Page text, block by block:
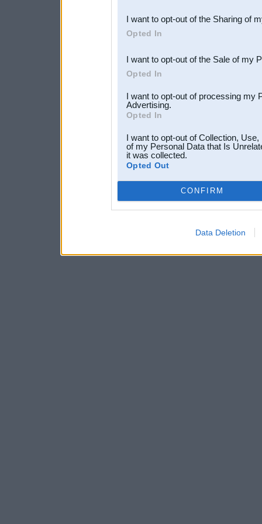
Downstream Participants
third parties.
I want to opt-out of the Sharing of
Opted In
I want to opt-out of the Sale of my
Opted In
I want to opt-out of processing my
Advertising.
Opted In
I want to opt-out of Collection,
of my Personal Data that Is
it was collected.
Opted Out
CONFIRM
Data Deletion